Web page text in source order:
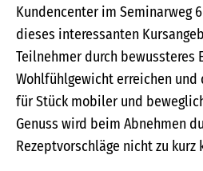
Kundencenter im Seminarweg
dieses interessanten
Teilnehmer durch bewussteres
Wohlfühlgewicht erreichen und
für Stück mobiler und
Genuss wird beim Abnehmen
Rezeptvorschläge nicht zu kurz